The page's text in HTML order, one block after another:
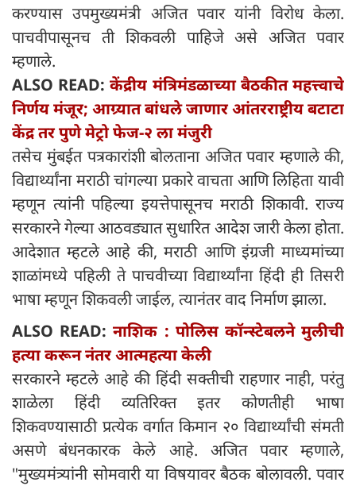
करण्यास उपमुख्यमंत्री अजित पवार यांनी विरोध केला.
पाचवीपासूनच ती शिकवली पाहिजे असे अजित पवार
म्हणाले.
ALSO READ:केंद्रीय मंत्रिमंडळाच्या बैठकीत महत्त्वाचे
निर्णय मंजूर; आग्र्यात बांधले जाणार आंतरराष्ट्रीय बटाटा
केंद्र तर पुणे मेट्रो फेज-२ ला मंजुरी
तसेच मुंबईत पत्रकारांशी बोलताना अजित पवार म्हणाले की,
विद्यार्थ्यांना मराठी चांगल्या प्रकारे वाचता आणि लिहिता यावी
म्हणून त्यांनी पहिल्या इयत्तेपासूनच मराठी शिकावी. राज्य
सरकारने गेल्या आठवड्यात सुधारित आदेश जारी केला होता.
आदेशात म्हटले आहे की, मराठी आणि इंग्रजी माध्यमांच्या
शाळांमध्ये पहिली ते पाचवीच्या विद्यार्थ्यांना हिंदी ही तिसरी
भाषा म्हणून शिकवली जाईल, त्यानंतर वाद निर्माण झाला.
ALSO READ:नाशिक : पोलिस कॉन्स्टेबलने मुलीची
हत्या करून नंतर आत्महत्या केली
सरकारने म्हटले आहे की हिंदी सक्तीची राहणार नाही, परंतु
शाळेला हिंदी व्यतिरिक्त इतर कोणतीही भाषा
शिकवण्यासाठी प्रत्येक वर्गात किमान २० विद्यार्थ्यांची संमती
असणे बंधनकारक केले आहे. अजित पवार म्हणाले,
"मुख्यमंत्र्यांनी सोमवारी या विषयावर बैठक बोलावली. पवार